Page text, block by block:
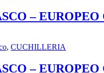
–
, CUCHILLERIA
–